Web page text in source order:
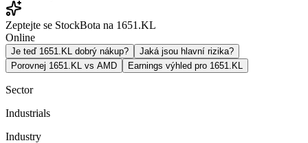
Zeptejte se StockBota na 1651.KL
Online
Je teď 1651.KL dobrý nákup?
Jaká jsou hlavní rizika?
Porovnej 1651.KL vs AMD
Earnings výhled pro 1651.KL
Sector
Industrials
Industry